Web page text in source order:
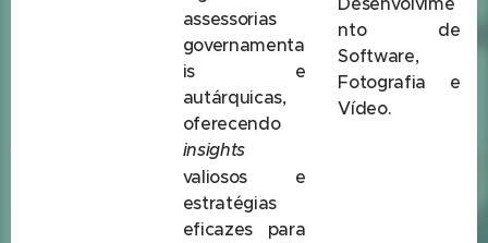
assessorias
governamenta
is e
autárquicas,
oferecendo
insights
valiosos e
estratégias
eficazes para
nto de
Software,
Fotografia e
Vídeo.